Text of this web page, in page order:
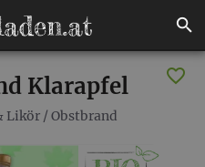
Klarapfel
Likör / Obstbrand